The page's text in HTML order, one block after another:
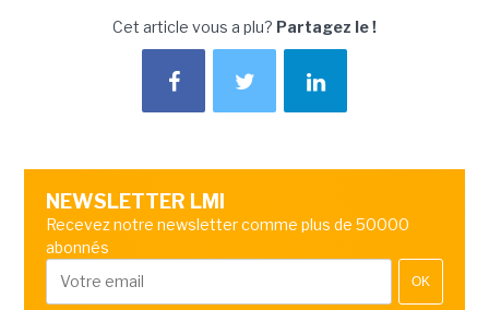
Cet article vous a plu? Partagez le !
NEWSLETTER LMI
Recevez notre newsletter comme plus de 50000
abonnés
OK